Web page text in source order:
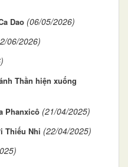
Dao (06/05/2026)
06/2026)
Thần hiện xuống
Phanxicô (21/04/2025)
Thiếu Nhi (22/04/2025)